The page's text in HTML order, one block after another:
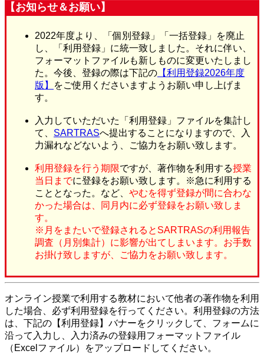
【お知らせ＆お願い】
2022年度より、「個別登録」「一括登録」を廃止
し、「利用登録」に統一致しました。それに伴い、
フォーマットファイルも新しものに変更いたしまし
た。今後、登録の際は下記の 【利用登録2026年度
版】
をご使用くださいますようお願い申し上げま
す。
入力していただいた「利用登録」ファイルを集計し
て、 SARTRASへ提出することになりますので、入
力漏れなどないよう、ご協力をお願い致します。
利用登録を行う期限ですが、著作物を利用する授業
当日までに登録をお願い致します。
※急に利用する
こととなった。など、 やむを得ず登録が間に合わな
かった場合は、同月内に必ず登録をお願い致しま
す。
※月をまたいで登録されるとSARTRASの利用報告
調査（月別集計）に影響が出てしまいます。お手数
お掛け致しますが、ご協力をお願い致します。
オンライン授業で利用する教材において他者の著作物を利用
した場合、必ず利用登録を行ってください。利用登録の方法
は、下記の【利用登録】バナーをクリックして、フォームに
沿って入力し、入力済みの登録用フォーマットファイル
（Excelファイル）をアップロードしてください。